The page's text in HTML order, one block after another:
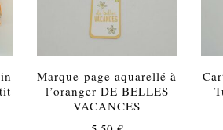
Marque-page aquarellé à
l’oranger DE BELLES
VACANCES